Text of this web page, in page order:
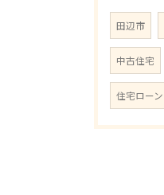
田辺市
中古住宅
住宅ローン